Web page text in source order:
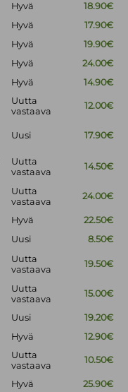
Hyvä
18.90€
Hyvä
17.90€
Hyvä
19.90€
Hyvä
24.00€
Hyvä 14.90€
Uutta
vastaava
12.00€
Uusi 17.90€
Uutta
vastaava
14.50€
Uutta
vastaava
24.00€
Hyvä
22.50€
Uusi
8.50€
Uutta
vastaava
19.50€
Uutta
vastaava
15.00€
Uusi
19.20€
Hyvä 12.90€
Uutta
vastaava
10.50€
Hyvä 25.90€